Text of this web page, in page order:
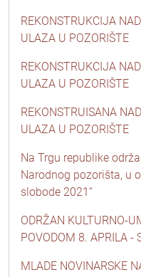
REKONSTRUKCIJA
ULAZA U POZORIŠTE
REKONSTRUKCIJA
ULAZA U POZORIŠTE
REKONSTRUISANA
ULAZA U POZORIŠTE
Na Trgu republike
Narodnog pozorišta, u
slobode 2021“
ODRŽAN KULTURNO-
POVODOM 8. APRILA -
MLADE NOVINARSKE